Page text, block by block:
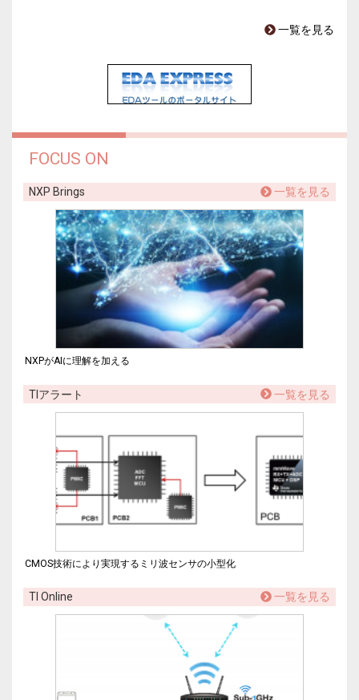
一覧を見る
FOCUS ON
NXP Brings 一覧を見る
NXPがAIに理解を加える
TIアラート 一覧を見る
CMOS技術により実現するミリ波センサの小型化
TI Online 一覧を見る